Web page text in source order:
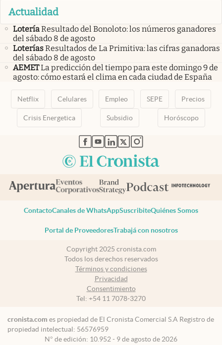
Actualidad
LoteríaResultado del Bonoloto: los números ganadores
del sábado 8 de agosto
LoteríasResultados de La Primitiva: las cifras ganadoras
del sábado 8 de agosto
AEMETLa predicción del tiempo para este domingo 9 de
agosto: cómo estará el clima en cada ciudad de España
Netflix Celulares Empleo SEPE Precios
Crisis Energetica Subsidio Horóscopo
abre en nueva pestaña
abre en nueva pestaña
abre en nueva pestaña
abre en nueva pestaña
abre en nueva pestaña
ContactoCanales de WhatsAppSuscribiteQuiénes Somos
Portal de ProveedoresTrabajá con nosotros
Copyright 2025 cronista.com
Todos los derechos reservados
Términos y condiciones
Privacidad
Consentimiento
Tel: +54 11 7078-3270
cronista.com es propiedad de El Cronista Comercial S.A Registro de
propiedad intelectual: 56576959
N° de edición: 10.952 - 9 de agosto de 2026